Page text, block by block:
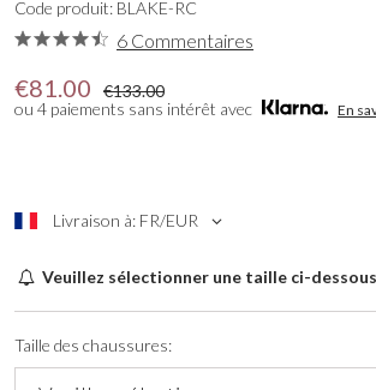
€81.00
€133.00
ou 4 paiements sans intérêt avec
En
Livraison à: FR/EUR
Code produit: BLAKE-RC
6 Commentaires
Veuillez sélectionner une taille ci-dessous
Taille des chaussures: